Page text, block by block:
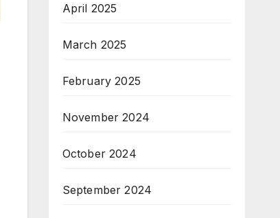
April 2025
March 2025
February 2025
November 2024
October 2024
September 2024